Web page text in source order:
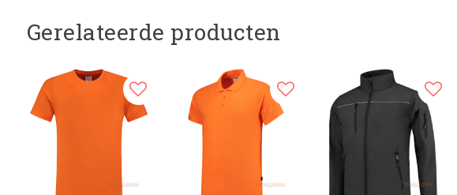
Gerelateerde producten